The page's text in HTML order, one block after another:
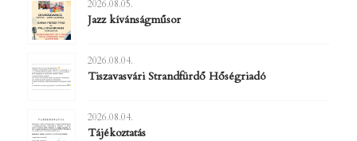
2026.08.05.
Jazz kívánságműsor
2026.08.04.
Tiszavasvári Strandfürdő Hőségriadó
2026.08.04.
Tájékoztatás